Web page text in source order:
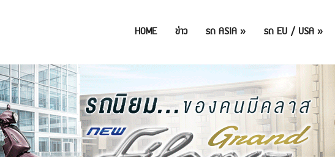
HOME ข่าว รถ ASIA » รถ EU / USA »